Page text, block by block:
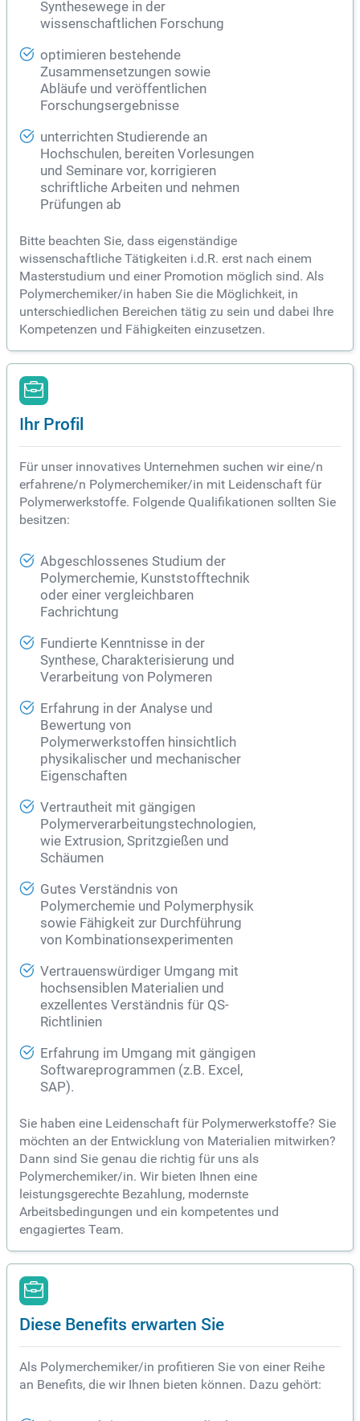
Synthesewege in der
wissenschaftlichen Forschung
optimieren bestehende
Zusammensetzungen sowie
Abläufe und veröffentlichen
Forschungsergebnisse
unterrichten Studierende an
Hochschulen, bereiten Vorlesungen
und Seminare vor, korrigieren
schriftliche Arbeiten und nehmen
Prüfungen ab
Bitte beachten Sie, dass eigenständige
wissenschaftliche Tätigkeiten i.d.R. erst nach einem
Masterstudium und einer Promotion möglich sind. Als
Polymerchemiker/in haben Sie die Möglichkeit, in
unterschiedlichen Bereichen tätig zu sein und dabei Ihre
Kompetenzen und Fähigkeiten einzusetzen.
Ihr Profil
Für unser innovatives Unternehmen suchen wir eine/n
erfahrene/n Polymerchemiker/in mit Leidenschaft für
Polymerwerkstoffe. Folgende Qualifikationen sollten Sie
besitzen:
Abgeschlossenes Studium der
Polymerchemie, Kunststofftechnik
oder einer vergleichbaren
Fachrichtung
Fundierte Kenntnisse in der
Synthese, Charakterisierung und
Verarbeitung von Polymeren
Erfahrung in der Analyse und
Bewertung von
Polymerwerkstoffen hinsichtlich
physikalischer und mechanischer
Eigenschaften
Vertrautheit mit gängigen
Polymerverarbeitungstechnologien,
wie Extrusion, Spritzgießen und
Schäumen
Gutes Verständnis von
Polymerchemie und Polymerphysik
sowie Fähigkeit zur Durchführung
von Kombinationsexperimenten
Vertrauenswürdiger Umgang mit
hochsensiblen Materialien und
exzellentes Verständnis für QS-
Richtlinien
Erfahrung im Umgang mit gängigen
Softwareprogrammen (z.B. Excel,
SAP).
Sie haben eine Leidenschaft für Polymerwerkstoffe? Sie
möchten an der Entwicklung von Materialien mitwirken?
Dann sind Sie genau die richtig für uns als
Polymerchemiker/in. Wir bieten Ihnen eine
leistungsgerechte Bezahlung, modernste
Arbeitsbedingungen und ein kompetentes und
engagiertes Team.
Diese Benefits erwarten Sie
Als Polymerchemiker/in profitieren Sie von einer Reihe
an Benefits, die wir Ihnen bieten können. Dazu gehört: